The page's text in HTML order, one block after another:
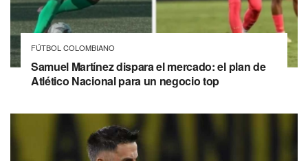
FÚTBOL COLOMBIANO
Samuel Martínez dispara el mercado: el plan de
Atlético Nacional para un negocio top